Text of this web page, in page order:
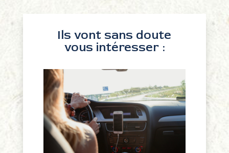
Ils vont sans doute
vous intéresser :